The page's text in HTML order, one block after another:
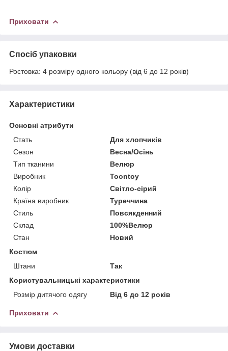
Приховати
Спосіб упаковки
Ростовка: 4 розміру одного кольору (від 6 до 12 років)
Характеристики
Основні атрибути
Стать
Для хлопчиків
Сезон
Весна/Осінь
Тип тканини
Велюр
Виробник
Toontoy
Колір
Світло-сірий
Країна виробник
Туреччина
Стиль
Повсякденний
Склад
100%Велюр
Стан
Новий
Костюм
Штани
Так
Користувальницькі характеристики
Розмір дитячого одягу
Від 6 до 12 років
Приховати
Умови доставки